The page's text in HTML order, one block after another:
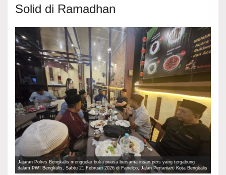
Solid di Ramadhan
Jajaran Polres Bengkalis menggelar buka puasa bersama insan pers yang tergabung
dalam PWI Bengkalis, Sabtu 21 Februari 2026 di Fanelco, Jalan Pertanian, Kota Bengkalis